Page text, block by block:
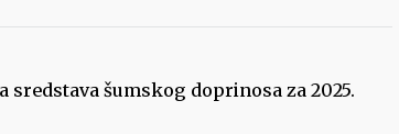
sredstava šumskog doprinosa za 2025.